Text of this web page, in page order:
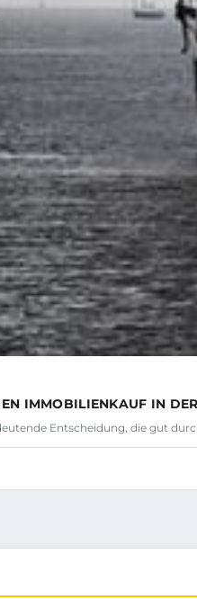
IMMOBILIENKAUF IN
Entscheidung, die gut